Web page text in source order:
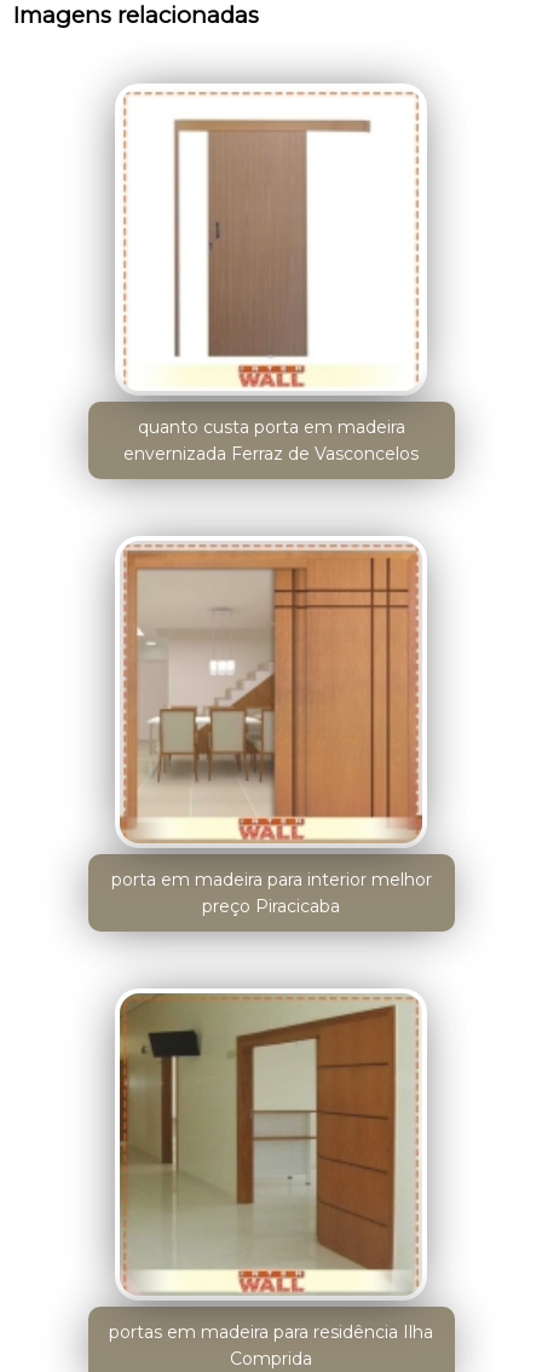
Imagens relacionadas
quanto custa porta em madeira
envernizada Ferraz de Vasconcelos
porta em madeira para interior melhor
preço Piracicaba
portas em madeira para residência Ilha
Comprida